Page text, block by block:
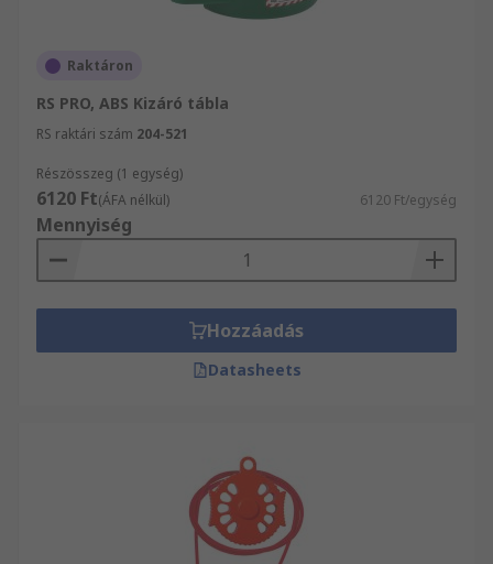
Raktáron
RS PRO, ABS Kizáró tábla
RS raktári szám 204-521
Részösszeg (1 egység)
6120 Ft(ÁFA nélkül) 6120 Ft/egység
Mennyiség
Hozzáadás
Datasheets